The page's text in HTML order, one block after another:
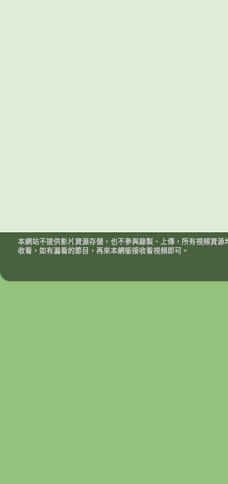
本網站不提供影片資源存儲，也不參與錄製、上傳，所有視頻資
收看，如有漏看的節目，再來本網銜接收看視頻即可。